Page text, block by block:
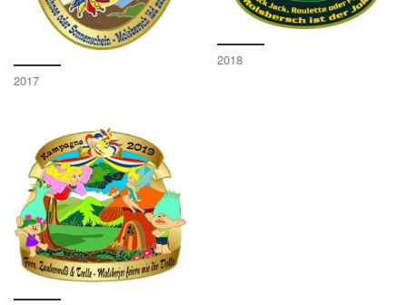
2017
2018